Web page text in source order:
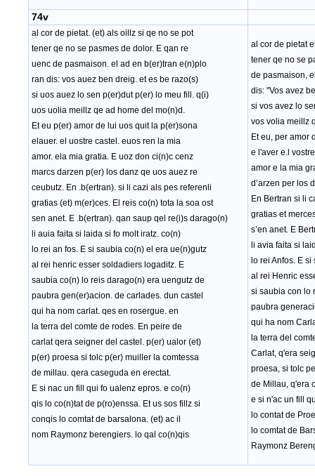
74v
al cor de pietat. (et) als oillz si qe no se pot
tener qe no se pasmes de dolor. E qan re
uenc de pasmaison. el ad en b(er)tran e(n)plo
ran dis: vos auez ben dreig. et es be razo(s)
si uos auez lo sen p(er)dut p(er) lo meu fill. q(i)
uos uolia meillz qe ad home del mo(n)d.
Et eu p(er) amor de lui uos quit la p(er)sona
elauer. el uostre castel. euos ren la mia
amor. ela mia gratia. E uoz don ci(n)c cenz
marcs darzen p(er) los danz qe uos auez re
ceubutz. En .b(ertran). si li cazi als pes referenli
gratias (et) m(er)ces. El reis co(n) tota la soa ost
sen anet. E .b(ertran). qan saup qel re(i)s darago(n)
li auia faita si laida si fo molt iratz. co(n)
lo rei an fos. E si saubia co(n) el era ue(n)gutz
al rei henric esser soldadiers logaditz. E
saubia co(n) lo reis darago(n) era uengutz de
paubra gen(er)acion. de carlades. dun castel
qui ha nom carlat. qes en rosergue. en
la terra del comte de rodes. En peire de
carlat qera seigner del castel. p(er) ualor (et)
p(er) proesa si tolc p(er) muiller la comtessa
de millau. qera caseguda en erectat.
E si nac un fill qui fo ualenz epros. e co(n)
qis lo co(n)tat de p(ro)enssa. Et us sos fillz si
conqis lo comtat de barsalona. (et) ac il
nom Raymonz berengiers. lo qal co(n)qis
al cor de pietat
tener qe no se
de pasmaison,
dis: "Vos avez
si vos avez lo
vos volia meillz
Et eu, per amor
e l'aver e. l
amor e la mia
d’arzen per los
En Bertran si li
gratias et
s’en anet. E
li avia faita si
lo rei Anfos. E
al rei Henric
si saubia con lo
paubra
qui ha nom
la terra del
Carlat, q'era
proesa, si tolc
de Millau, q'era
e si n'ac un fill
lo contat de
lo comtat de
Raymonz